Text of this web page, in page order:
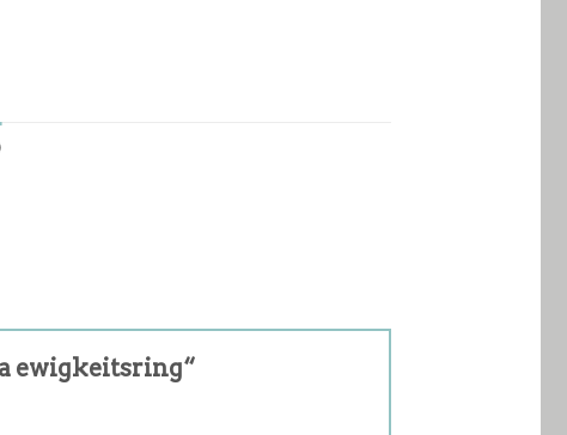
ewigkeitsring“